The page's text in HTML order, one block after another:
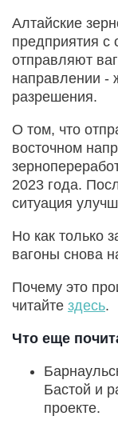
Алтайские
предприятия с
отправляют
направлении -
разрешения.
О том, что
восточном
2023 года.
ситуация
Но как только
вагоны снова
Почему это
читайте здесь.
Что еще
Бастой и
проекте.